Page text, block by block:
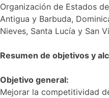
Organización de Estados
Antigua y Barbuda,
Nieves, Santa Lucía y San
Resumen de objetivos y
Objetivo general:
Mejorar la competitividad